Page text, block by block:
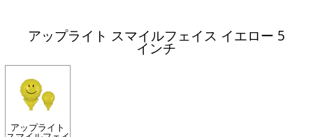
アップライト スマイルフェイス イエロー 5
インチ
アップライト